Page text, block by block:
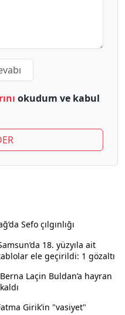
okudum ve kabul
Sefo çılgınlığı
18. yüzyıla ait
ele geçirildi: 1 gözaltı
Berna Laçin Buldan’a hayran
kaldı
Girik’in "vasiyet"